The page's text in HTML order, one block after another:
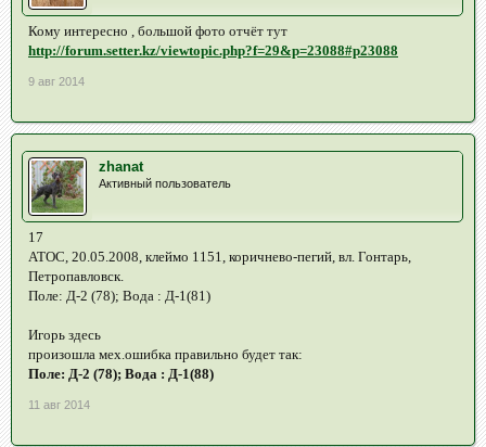
Кому интересно , большой фото отчёт тут
http://forum.setter.kz/viewtopic.php?f=29&p=23088#p23088
9 авг 2014
zhanat
Активный пользователь
17
АТОС, 20.05.2008, клеймо 1151, коричнево-пегий, вл. Гонтарь,
Петропавловск.
Поле: Д-2 (78); Вода : Д-1(81)
Игорь здесь
произошла мех.ошибка правильно будет так:
Поле: Д-2 (78); Вода : Д-1(88)
11 авг 2014